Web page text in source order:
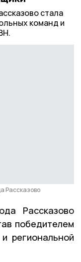
стала
команд и
Рассказово
Рассказово
победителем
региональной